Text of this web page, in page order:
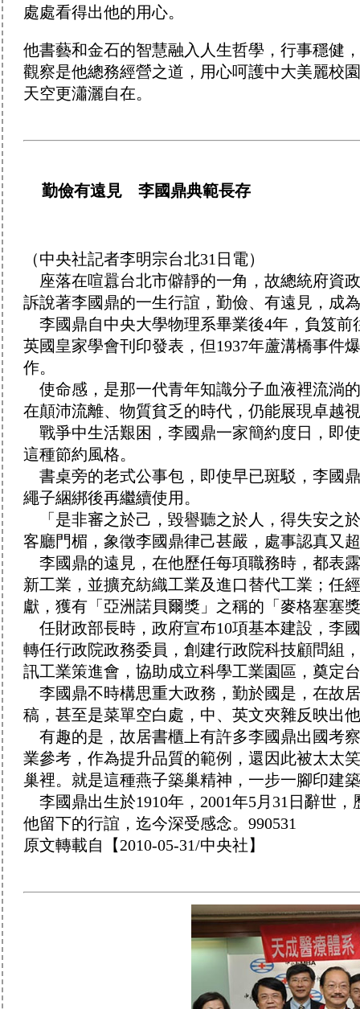
處處看得出他的用心。
他書藝和金石的智慧融入人生哲學，行事穩健
觀察是他總務經營之道，用心呵護中大美麗校
天空更瀟灑自在。
勤儉有遠見 李國鼎典範長存
（中央社記者李明宗台北31日電）
座落在喧囂台北市僻靜的一角，故總統府資
訴說著李國鼎的一生行誼，勤儉、有遠見，成
李國鼎自中央大學物理系畢業後4年，負笈前
英國皇家學會刊印發表，但1937年蘆溝橋事件
作。
使命感，是那一代青年知識分子血液裡流淌
在顛沛流離、物質貧乏的時代，仍能展現卓越
戰爭中生活艱困，李國鼎一家簡約度日，即
這種節約風格。
書桌旁的老式公事包，即使早已斑駁，李國
繩子綑綁後再繼續使用。
「是非審之於己，毀譽聽之於人，得失安之
客廳門楣，象徵李國鼎律己甚嚴，處事認真又
李國鼎的遠見，在他歷任每項職務時，都表
新工業，並擴充紡織工業及進口替代工業；任
獻，獲有「亞洲諾貝爾獎」之稱的「麥格塞塞
任財政部長時，政府宣布10項基本建設，李
轉任行政院政務委員，創建行政院科技顧問組
訊工業策進會，協助成立科學工業園區，奠定
李國鼎不時構思重大政務，勤於國是，在故
稿，甚至是菜單空白處，中、英文夾雜反映出
有趣的是，故居書櫃上有許多李國鼎出國考
業參考，作為提升品質的範例，還因此被太太
巢裡。就是這種燕子築巢精神，一步一腳印建
李國鼎出生於1910年，2001年5月31日辭世
他留下的行誼，迄今深受感念。990531
原文轉載自【2010-05-31/中央社】